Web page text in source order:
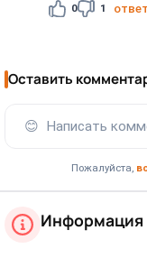
0 1
Оставить
😊 Написать
Пожалуйста,
Информация